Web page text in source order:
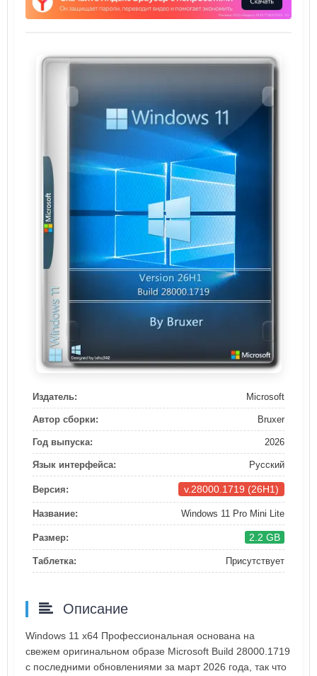
Издатель: Microsoft
Автор сборки: Bruxer
Год выпуска: 2026
Язык интерфейса: Русский
Версия: v.28000.1719 (26H1)
Название: Windows 11 Pro Mini Lite
Размер: 2.2 GB
Таблетка: Присутствует
Описание
Windows 11 x64 Профессиональная основана на
свежем оригинальном образе Microsoft Build 28000.1719
с последними обновлениями за март 2026 года, так что